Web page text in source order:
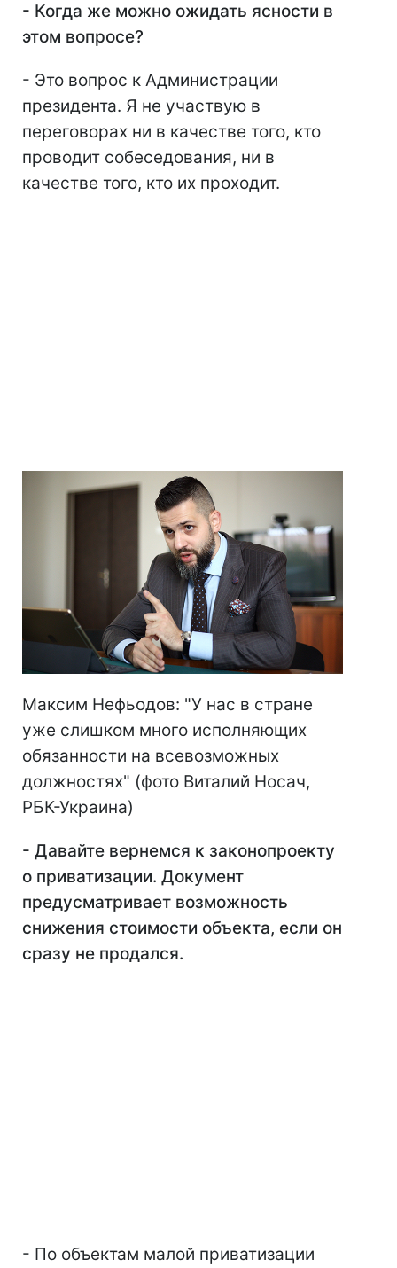
- Когда же можно ожидать ясности в
этом вопросе?
- Это вопрос к Администрации
президента. Я не участвую в
переговорах ни в качестве того, кто
проводит собеседования, ни в
качестве того, кто их проходит.
Максим Нефьодов: "У нас в стране
уже слишком много исполняющих
обязанности на всевозможных
должностях" (фото Виталий Носач,
РБК-Украина)
- Давайте вернемся к законопроекту
о приватизации. Документ
предусматривает возможность
снижения стоимости объекта, если он
сразу не продался.
- По объектам малой приватизации